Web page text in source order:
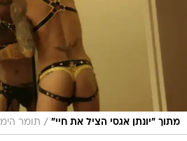
מתוך "יונתן אגסי הציל את חיי" / תומר הימן